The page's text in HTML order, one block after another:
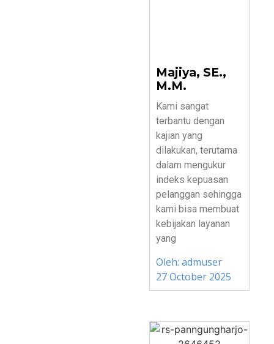
Majiya, SE.,
M.M.
Kami sangat
terbantu dengan
kajian yang
dilakukan, terutama
dalam mengukur
indeks kepuasan
pelanggan sehingga
kami bisa membuat
kebijakan layanan
yang
Oleh: admuser
27 October 2025